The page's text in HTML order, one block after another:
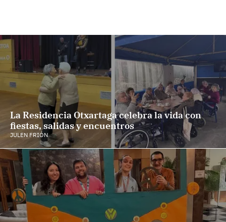
La Residencia Otxartaga celebra la vida con
fiestas, salidas y encuentros
JULEN FRIÓN